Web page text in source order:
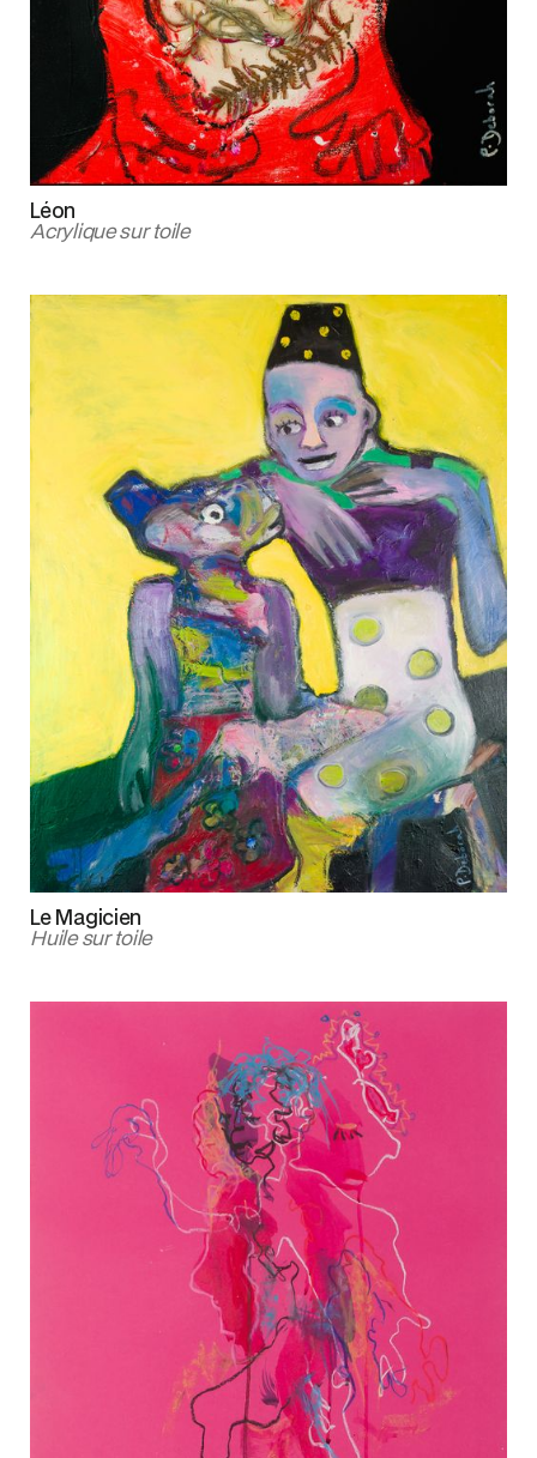
Léon
Acrylique sur toile
Le Magicien
Huile sur toile